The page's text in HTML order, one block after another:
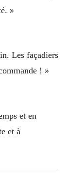
»
Les façadiers
! »
et en
et à